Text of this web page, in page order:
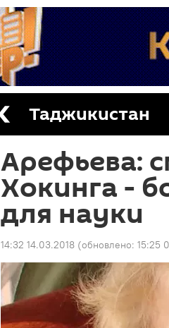
Таджикистан
Арефьева:
Хокинга -
для науки
14:32 14.03.2018 (обновлено: 15:25